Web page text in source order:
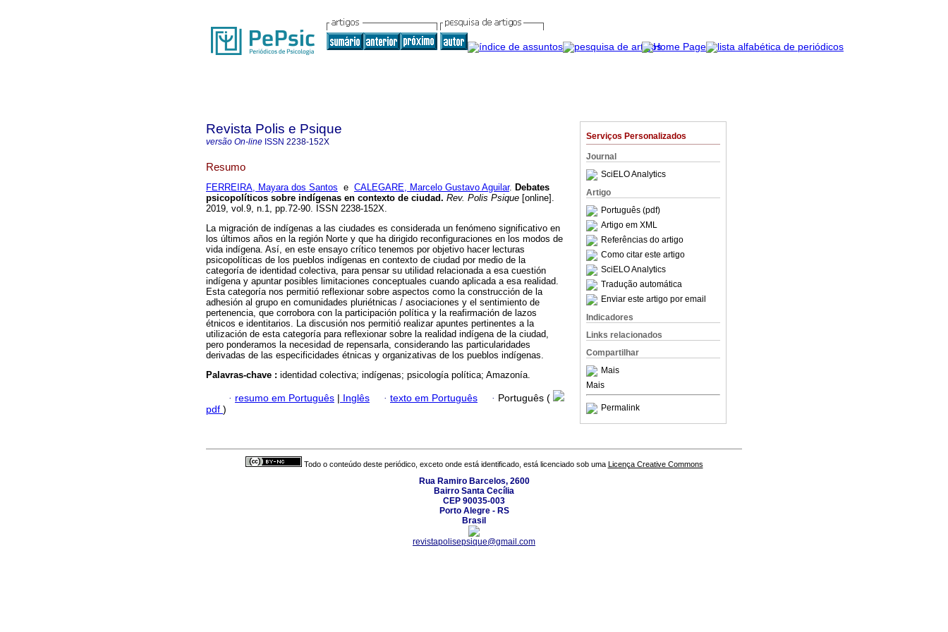
Serviços Personalizados
Journal
SciELO Analytics
Artigo
Português (pdf)
Artigo em XML
Referências do artigo
Como citar este artigo
SciELO Analytics
Tradução automática
Enviar este artigo por email
Indicadores
Links relacionados
Compartilhar
Mais
Mais
Permalink
Revista Polis e Psique
versão On-line ISSN 2238-152X
Resumo
FERREIRA, Mayara dos Santos e CALEGARE, Marcelo Gustavo Aguilar. Debates
psicopolíticos sobre indígenas en contexto de ciudad. Rev. Polis Psique [online].
2019, vol.9, n.1, pp.72-90. ISSN 2238-152X.
La migración de indígenas a las ciudades es considerada un fenómeno significativo en
los últimos años en la región Norte y que ha dirigido reconfiguraciones en los modos de
vida indígena. Así, en este ensayo crítico tenemos por objetivo hacer lecturas
psicopolíticas de los pueblos indígenas en contexto de ciudad por medio de la
categoría de identidad colectiva, para pensar su utilidad relacionada a esa cuestión
indígena y apuntar posibles limitaciones conceptuales cuando aplicada a esa realidad.
Esta categoría nos permitió reflexionar sobre aspectos como la construcción de la
adhesión al grupo en comunidades pluriétnicas / asociaciones y el sentimiento de
pertenencia, que corrobora con la participación política y la reafirmación de lazos
étnicos e identitarios. La discusión nos permitió realizar apuntes pertinentes a la
utilización de esta categoría para reflexionar sobre la realidad indígena de la ciudad,
pero ponderamos la necesidad de repensarla, considerando las particularidades
derivadas de las especificidades étnicas y organizativas de los pueblos indígenas.
Palavras-chave : identidad colectiva; indígenas; psicología política; Amazonía.
· resumo em Português | Inglês · texto em Português · Português (
pdf )
Todo o conteúdo deste periódico, exceto onde está identificado, está licenciado sob uma Licença Creative Commons
Rua Ramiro Barcelos, 2600
Bairro Santa Cecília
CEP 90035-003
Porto Alegre - RS
Brasil
revistapolisepsique@gmail.com